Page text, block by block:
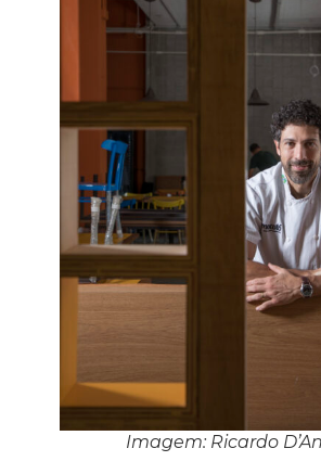
Imagem: Ricardo